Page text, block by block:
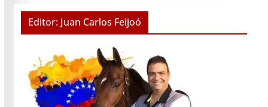
Editor: Juan Carlos Feijoó